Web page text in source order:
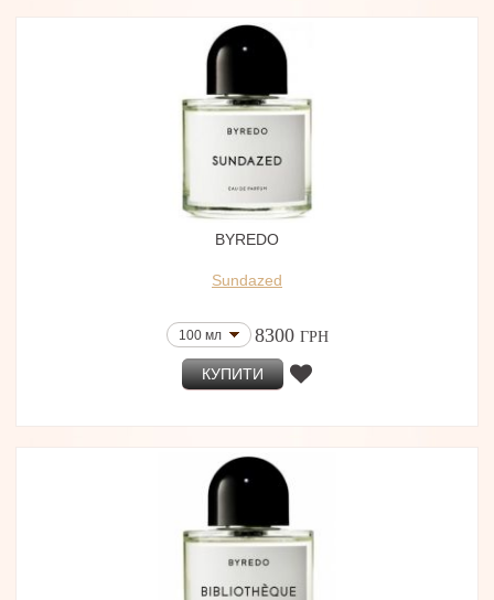
BYREDO
Sundazed
100 мл 8300 ГРН
КУПИТИ